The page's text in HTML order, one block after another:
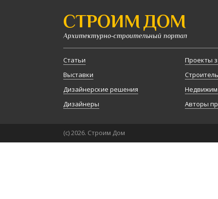
СТРОИМ ДОМ
Архитектурно-строительный портал
Статьи
Выставки
Дизайнерские решения
Дизайнеры
Проекты
Авторы
(с) 2026. Строим Дом